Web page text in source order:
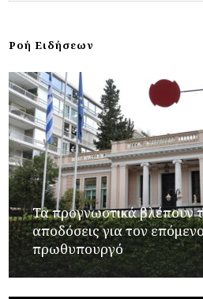
Ροή Ειδήσεων
Τα προγνωστικά βλέπουν
αποδόσεις για τον
πρωθυπουργό